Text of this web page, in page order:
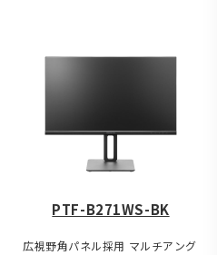
PTF-B271WS-BK
広視野角パネル採用 マルチアング